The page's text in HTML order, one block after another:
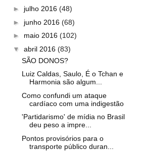
► julho 2016 (48)
► junho 2016 (68)
► maio 2016 (102)
▼ abril 2016 (83)
SÃO DONOS?
Luiz Caldas, Saulo, É o Tchan e
Harmonia são algum...
Como confundi um ataque
cardíaco com uma indigestão
'Partidarismo' de mídia no Brasil
deu peso a impre...
Pontos provisórios para o
transporte público duran...